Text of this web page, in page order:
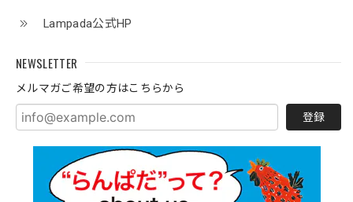
Lampada公式HP
NEWSLETTER
メルマガご希望の方はこちらから
登録